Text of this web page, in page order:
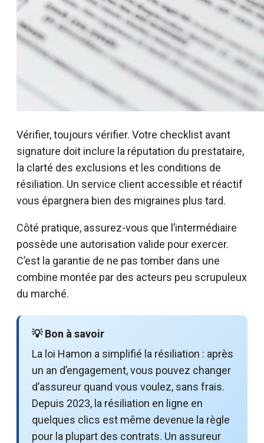
Vérifier, toujours vérifier. Votre checklist avant
signature doit inclure la réputation du prestataire,
la clarté des exclusions et les conditions de
résiliation. Un service client accessible et réactif
vous épargnera bien des migraines plus tard.
Côté pratique, assurez-vous que l’intermédiaire
possède une autorisation valide pour exercer.
C’est la garantie de ne pas tomber dans une
combine montée par des acteurs peu scrupuleux
du marché.
💡 Bon à savoir
La loi Hamon a simplifié la résiliation : après
un an d’engagement, vous pouvez changer
d’assureur quand vous voulez, sans frais.
Depuis 2023, la résiliation en ligne en
quelques clics est même devenue la règle
pour la plupart des contrats. Un assureur